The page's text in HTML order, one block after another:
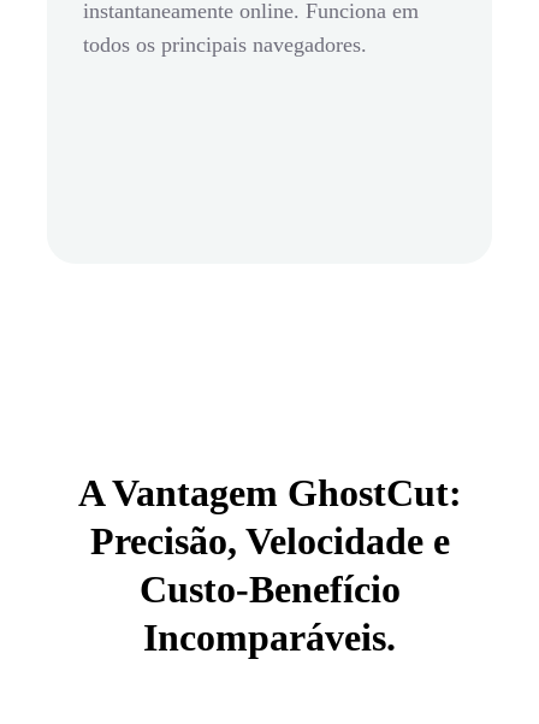
instantaneamente online. Funciona em
todos os principais navegadores.
A Vantagem GhostCut:
Precisão, Velocidade e
Custo-Benefício
Incomparáveis.